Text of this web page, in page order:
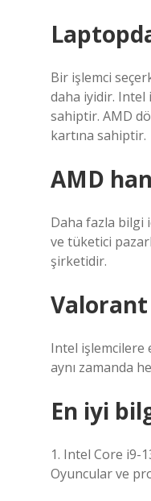
Bir işlemci
daha iyidir. Intel
sahiptir. AMD
kartına sahiptir.
AMD
Daha fazla bilgi
ve tüketici
şirketidir.
Intel işlemcilere
aynı zamanda
En iyi
1. Intel Core i9-
Oyuncular ve